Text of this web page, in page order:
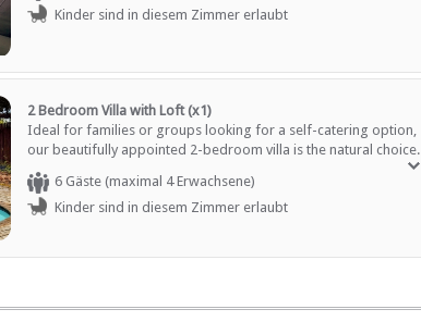
Tourenhilfe
conditioned. Other in-room amenities include tea and coffee
Kinder sind in diesem Zimmer erlaubt
2 Bedroom Villa with Loft (x1)
Ideal for families or groups looking for a self-catering option,
our beautifully appointed 2-bedroom villa is the natural choice.
Newly refurbished and overlooking the lake, guests can look
forward to the ultimate in relaxation. The villa sleeps 6 guests
(4 adults and 2 children under 12), comes equipped with full a
6 Gäste (maximal 4 Erwachsene)
Kinder sind in diesem Zimmer erlaubt